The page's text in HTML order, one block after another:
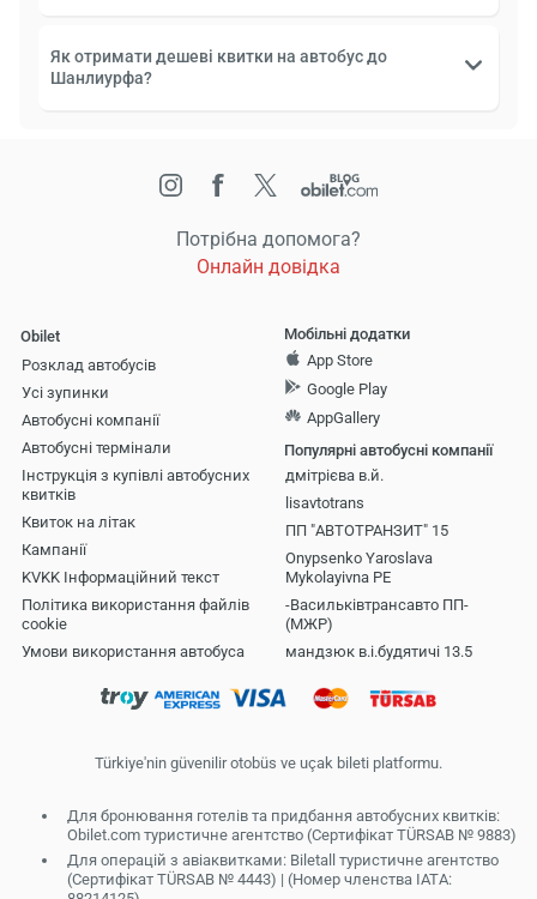
Як отримати дешеві квитки на автобус до
Шанлиурфа?
Потрібна допомога?
Онлайн довідка
Obilet
Розклад автобусів
Усі зупинки
Автобусні компанії
Aвтобусні термінали
Інструкція з купівлі автобусних
квитків
Квиток на літак
Кампанії
KVKK Інформаційний текст
Політика використання файлів
cookie
Умови використання автобуса
Мобільні додатки
App Store
Google Play
AppGallery
Популярні автобусні компанії
дмітрієва в.й.
lisavtotrans
ПП "АВТОТРАНЗИТ" 15
Onypsenko Yaroslava
Mykolayivna PE
-Васильківтрансавто ПП-
(МЖР)
мандзюк в.і.будятичі 13.5
Türkiye'nin güvenilir otobüs ve uçak bileti platformu.
Для бронювання готелів та придбання автобусних квитків:
Obilet.com туристичне агентство (Сертифікат TÜRSAB № 9883)
Для операцій з авіаквитками: Biletall туристичне агентство
(Сертифікат TÜRSAB № 4443) | (Номер членства IATA: